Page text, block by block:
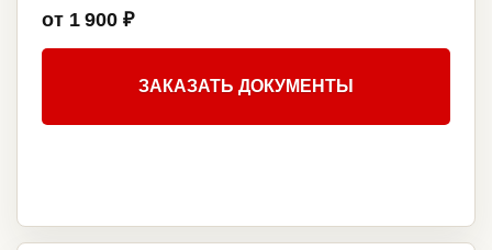
от 1 900 ₽
ЗАКАЗАТЬ ДОКУМЕНТЫ